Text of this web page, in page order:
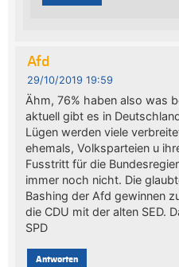
Afd
29/10/2019 19:59
Ähm, 76% haben also was
aktuell gibt es in
Lügen werden viele
ehemals, Volksparteien u
Fusstritt für die
immer noch nicht. Die
Bashing der Afd gewinnen
die CDU mit der alten SED.
SPD
Antworten